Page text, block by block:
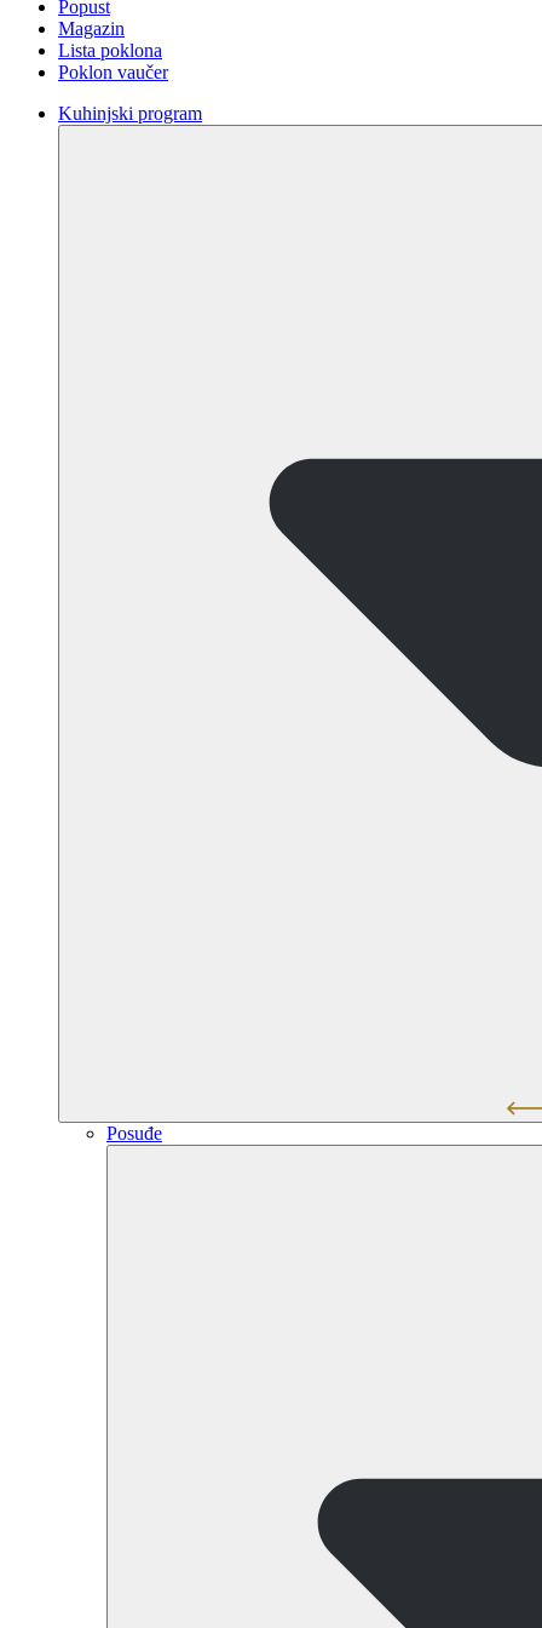
Popust
Magazin
Lista poklona
Poklon vaučer
Kuhinjski program
Posuđe